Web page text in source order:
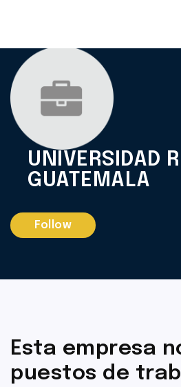
UNIVERSIDAD
GUATEMALA
Follow
Esta empresa
puestos de